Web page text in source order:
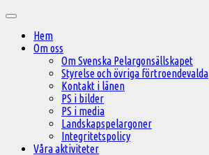
innehåll
Huvudmeny
Hem
Om oss
Om Svenska Pelargonsällskapet
Styrelse och övriga förtroendevalda
Kontakt i länen
PS i bilder
PS i media
Landskapspelargoner
Integritetspolicy
Våra aktiviteter